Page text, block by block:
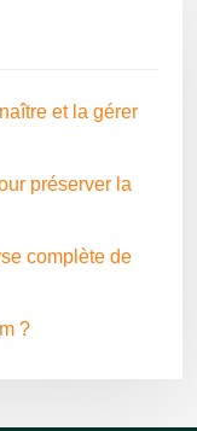
et la gérer
préserver la
complète de
?